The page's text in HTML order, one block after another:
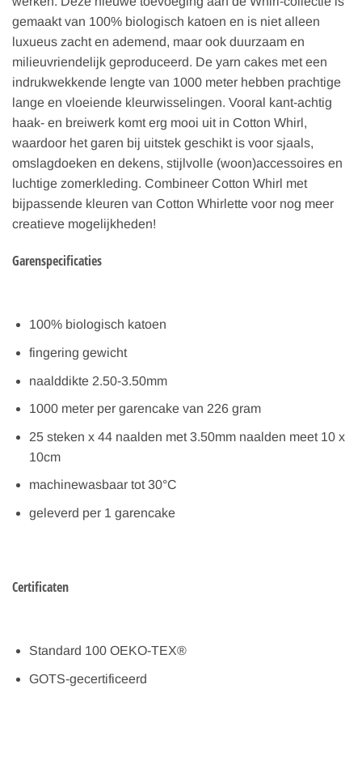
gemaakt van 100% biologisch katoen en is niet alleen
luxueus zacht en ademend, maar ook duurzaam en
milieuvriendelijk geproduceerd. De yarn cakes met een
indrukwekkende lengte van 1000 meter hebben prachtige
lange en vloeiende kleurwisselingen. Vooral kant-achtig
haak- en breiwerk komt erg mooi uit in Cotton Whirl,
waardoor het garen bij uitstek geschikt is voor sjaals,
omslagdoeken en dekens, stijlvolle (woon)accessoires en
luchtige zomerkleding. Combineer Cotton Whirl met
bijpassende kleuren van Cotton Whirlette voor nog meer
creatieve mogelijkheden!
Garenspecificaties
100% biologisch katoen
fingering gewicht
naalddikte 2.50-3.50mm
1000 meter per garencake van 226 gram
25 steken x 44 naalden met 3.50mm naalden meet 10 x
10cm
machinewasbaar tot 30°C
geleverd per 1 garencake
Certificaten
Standard 100 OEKO-TEX®
GOTS-gecertificeerd